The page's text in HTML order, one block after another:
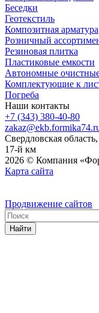
Беседки
Геотекстиль
Композитная арматура
Розничный
Резиновая плитка
Пластиковые емкости
Автономные
Комплектующие к
Погреба
Наши контакты
+7 (343) 380-40-80
Свердловская
17-й км
2026 © Компания
Карта сайта
Продвижение сайтов
Найти